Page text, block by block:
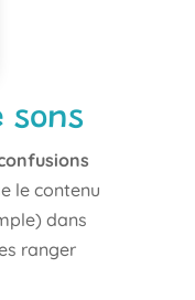
sons
le contenu
dans
ranger